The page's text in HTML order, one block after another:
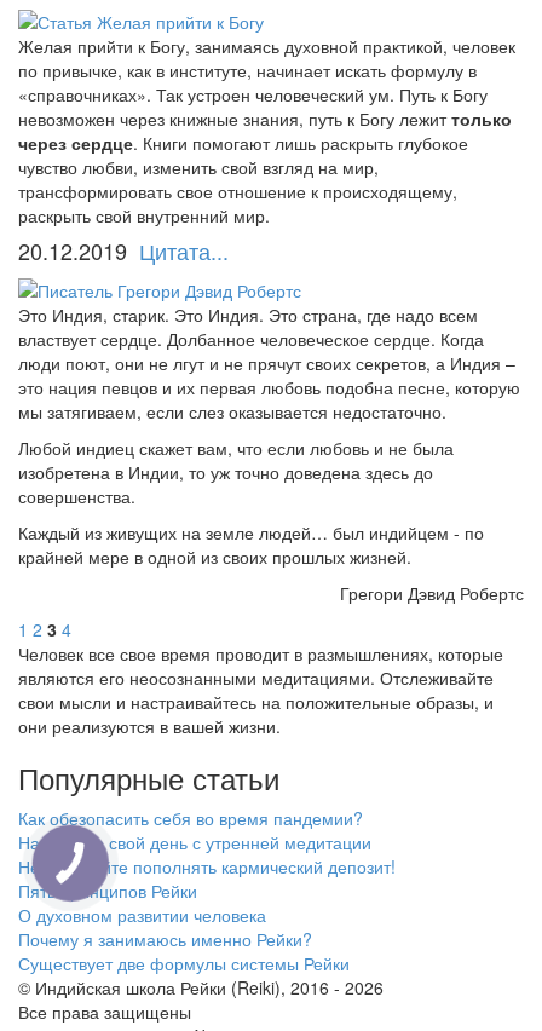
Желая прийти к Богу, занимаясь духовной практикой, человек
по привычке, как в институте, начинает искать формулу в
«справочниках». Так устроен человеческий ум. Путь к Богу
невозможен через книжные знания, путь к Богу лежиттолько
через сердце. Книги помогают лишь раскрыть глубокое
чувство любви, изменить свой взгляд на мир,
трансформировать свое отношение к происходящему,
раскрыть свой внутренний мир.
20.12.2019 Цитата...
Это Индия, старик. Это Индия. Это страна, где надо всем
властвует сердце. Долбанное человеческое сердце. Когда
люди поют, они не лгут и не прячут своих секретов, а Индия –
это нация певцов и их первая любовь подобна песне, которую
мы затягиваем, если слез оказывается недостаточно.
Любой индиец скажет вам, что если любовь и не была
изобретена в Индии, то уж точно доведена здесь до
совершенства.
Каждый из живущих на земле людей… был индийцем - по
крайней мере в одной из своих прошлых жизней.
Грегори Дэвид Робертс
1 2 3 4
Человек все свое время проводит в размышлениях, которые
являются его неосознанными медитациями. Отслеживайте
свои мысли и настраивайтесь на положительные образы, и
они реализуются в вашей жизни.
Популярные статьи
Как обезопасить себя во время пандемии?
Начинайте свой день с утренней медитации
Не забывайте пополнять кармический депозит!
Пять принципов Рейки
О духовном развитии человека
Почему я занимаюсь именно Рейки?
Существует две формулы системы Рейки
© Индийская школа Рейки (Reiki), 2016 - 2026
Все права защищены